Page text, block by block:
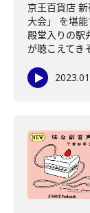
京王百貨店
大会」 を堪
殿堂入りの駅
が聴こえてき